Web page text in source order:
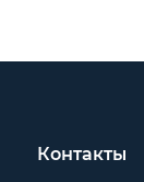
Контакты